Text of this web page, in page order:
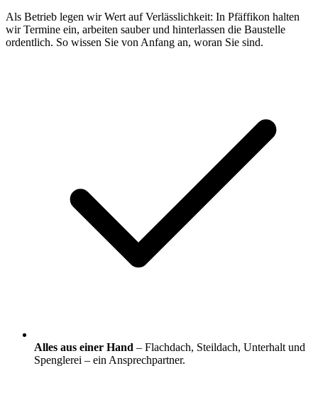
Als Betrieb legen wir Wert auf Verlässlichkeit: In Pfäffikon halten
wir Termine ein, arbeiten sauber und hinterlassen die Baustelle
ordentlich. So wissen Sie von Anfang an, woran Sie sind.
Alles aus einer Hand – Flachdach, Steildach, Unterhalt und
Spenglerei – ein Ansprechpartner.